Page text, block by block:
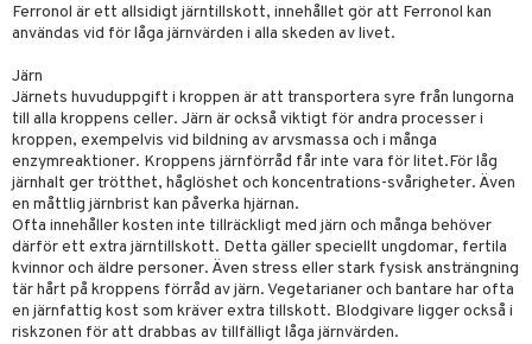
Ferronol är ett allsidigt järntillskott, innehållet gör att Ferronol kan
användas vid för låga järnvärden i alla skeden av livet.
Järn
Järnets huvuduppgift i kroppen är att transportera syre från lungorna
till alla kroppens celler. Järn är också viktigt för andra processer i
kroppen, exempelvis vid bildning av arvsmassa och i många
enzymreaktioner. Kroppens järnförråd får inte vara för litet.För låg
järnhalt ger trötthet, håglöshet och koncentrations-svårigheter. Även
en måttlig järnbrist kan påverka hjärnan.
Ofta innehåller kosten inte tillräckligt med järn och många behöver
därför ett extra järntillskott. Detta gäller speciellt ungdomar, fertila
kvinnor och äldre personer. Även stress eller stark fysisk ansträngning
tär hårt på kroppens förråd av järn. Vegetarianer och bantare har ofta
en järnfattig kost som kräver extra tillskott. Blodgivare ligger också i
riskzonen för att drabbas av tillfälligt låga järnvärden.
fot
dusch & tvål
K
svar